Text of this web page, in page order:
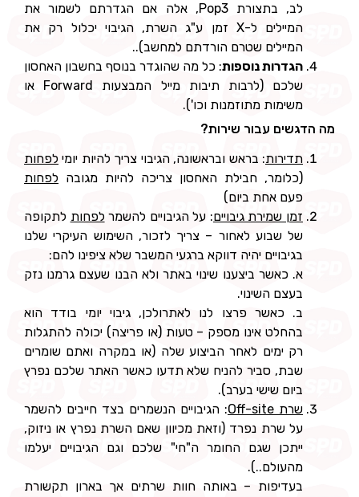
לב, בתצורת Pop3, אלה אם הגדרתם לשמור את
המיילים ל-X זמן ע"ג השרת, הגיבוי יכלול רק את
המיילים שטרם הורדתם למחשב)..
הגדרות נוספות: כל מה שהוגדר בנוסף בחשבון האחסון
שלכם (לרבות תיבות מייל המבצעות Forward או
משימות מתוזמנות וכו').
מה הדגשים עבור שירות?
תדירות: בראש ובראשונה, הגיבוי צריך להיות יומי לפחות
(כלומר, חבילת האחסון צריכה להיות מגובה לפחות
פעם אחת ביום)
זמן שמירת גיבויים: על הגיבויים להשמר לפחות לתקופה
של שבוע לאחור – צריך לזכור, השימוש העיקרי שלנו
בגיבויים יהיה דווקא ברגעי המשבר שלא ציפינו להם:
א. כאשר ביצענו שינוי באתר ולא הבנו שעצם גרמנו נזק
בעצם השינוי.
ב. כאשר פרצו לנו לאתרולכן, גיבוי יומי בודד הוא
בהחלט אינו מספק – טעות (או פריצה) יכולה להתגלות
רק ימים לאחר הביצוע שלה (או במקרה ואתם שומרים
שבת, סביר להניח שלא תדעו כאשר האתר שלכם נפרץ
ביום שישי בערב).
שרת Off-site
: הגיבויים הנשמרים בצד חייבים להשמר
על שרת נפרד (וזאת מכיוון שאם השרת נפרץ או ניזוק,
ייתכן שגם החומר ה"חי" שלכם וגם הגיבויים יעלמו
מהעולם..).
בעדיפות – באותה חוות שרתים אך בארון תקשורת